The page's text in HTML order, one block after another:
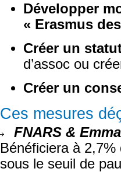
Développer
« Erasmus
Créer un
d’assoc ou
Créer un
Ces mesures
FNARS &
Bénéficiera à 2,7%
sous le seuil de